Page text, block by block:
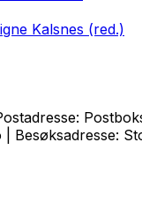
Kalsnes (red.)
Besøksadresse: